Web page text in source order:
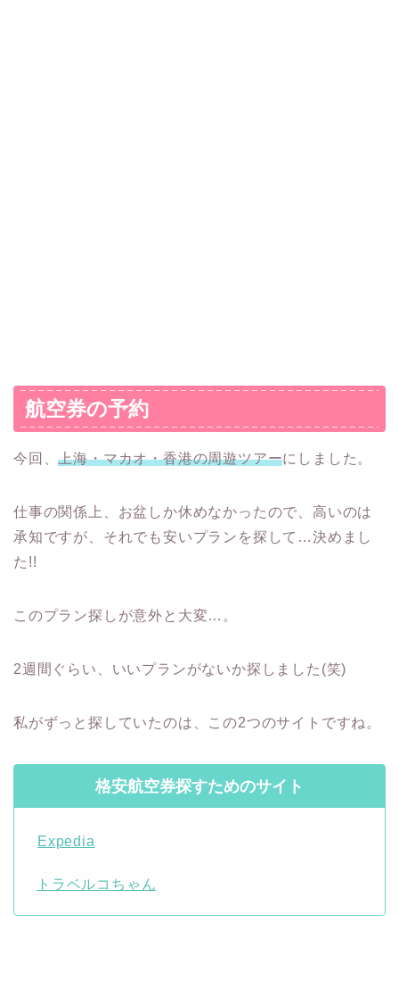
航空券の予約
今回、上海・マカオ・香港の周遊ツアーにしました。
仕事の関係上、お盆しか休めなかったので、高いのは
承知ですが、それでも安いプランを探して…決めまし
た!!
このプラン探しが意外と大変…。
2週間ぐらい、いいプランがないか探しました(笑)
私がずっと探していたのは、この2つのサイトですね。
格安航空券探すためのサイト
Expedia
トラベルコちゃん